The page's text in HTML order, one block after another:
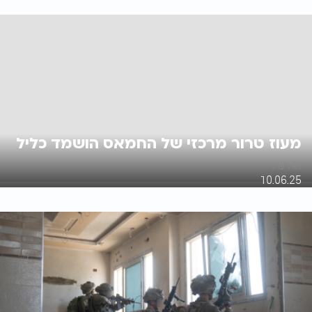
מעוז טרור מרכזי של החמאס הושמד כליל
10.06.25